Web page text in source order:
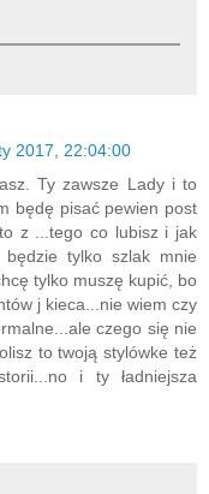
2017, 22:04:00
Ty zawsze Lady i to
będę pisać pewien post
z ...tego co lubisz i jak
tylko szlak mnie
tylko muszę kupić, bo
j kieca...nie wiem czy
czego się nie
to twoją stylówke też
i ty ładniejsza